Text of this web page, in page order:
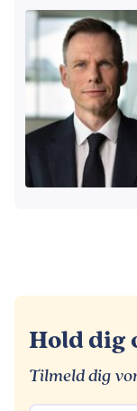
Hold dig
Tilmeld dig